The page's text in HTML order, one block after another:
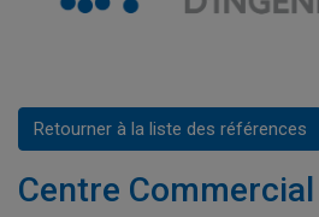
Retourner à la liste des références
Centre